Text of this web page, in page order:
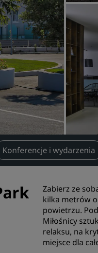
Konferencje i wydarzenia
Zabierz ze
kilka metrów
powietrzu.
Miłośnicy
relaksu, na
miejsce dla